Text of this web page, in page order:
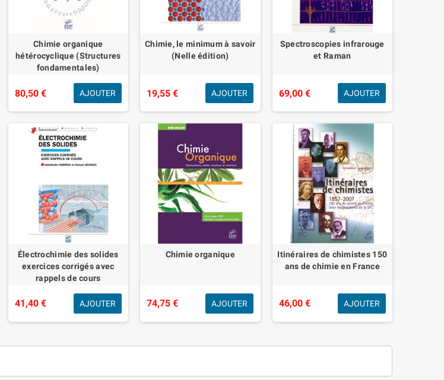
Chimie organique
hétérocyclique (Structures
fondamentales)
80,50 € AJOUTER
Chimie, le minimum à savoir
(Nelle édition)
19,55 € AJOUTER
Spectroscopies infrarouge
et Raman
69,00 € AJOUTER
Électrochimie des solides
exercices corrigés avec
rappels de cours
41,40 € AJOUTER
Chimie organique
74,75 € AJOUTER
Itinéraires de chimistes 150
ans de chimie en France
46,00 € AJOUTER